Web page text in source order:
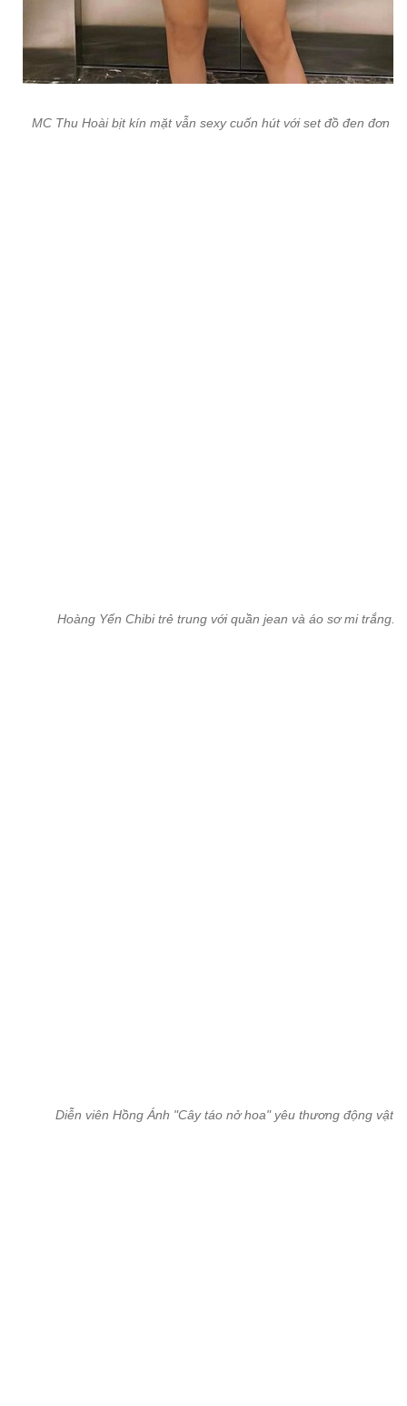
MC Thu Hoài bịt kín mặt vẫn sexy cuốn hút với set đồ đen đơn
Hoàng Yến Chibi trẻ trung với quần jean và áo sơ mi trắng.